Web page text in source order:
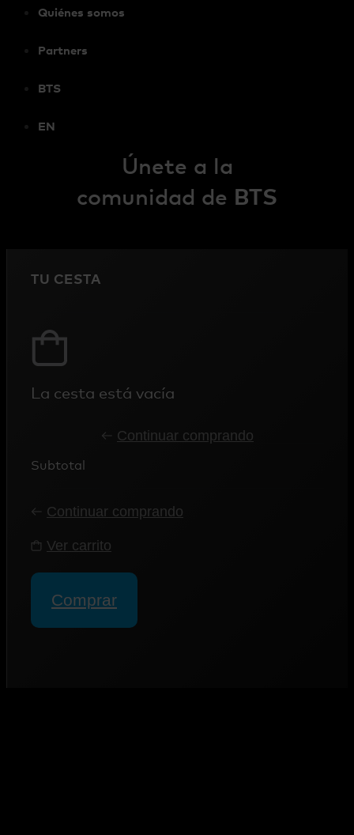
Quiénes somos
Partners
BTS
EN
Únete a la
comunidad de BTS
TU CESTA
La cesta está vacía
Continuar comprando
Subtotal
Continuar comprando
Ver carrito
Comprar